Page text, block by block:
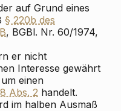
auf Grund eines
§ 220b des
, BGBl. Nr. 60/1974,
er nicht
Interesse gewährt
einen
Abs. 2 handelt.
im halben Ausmaß